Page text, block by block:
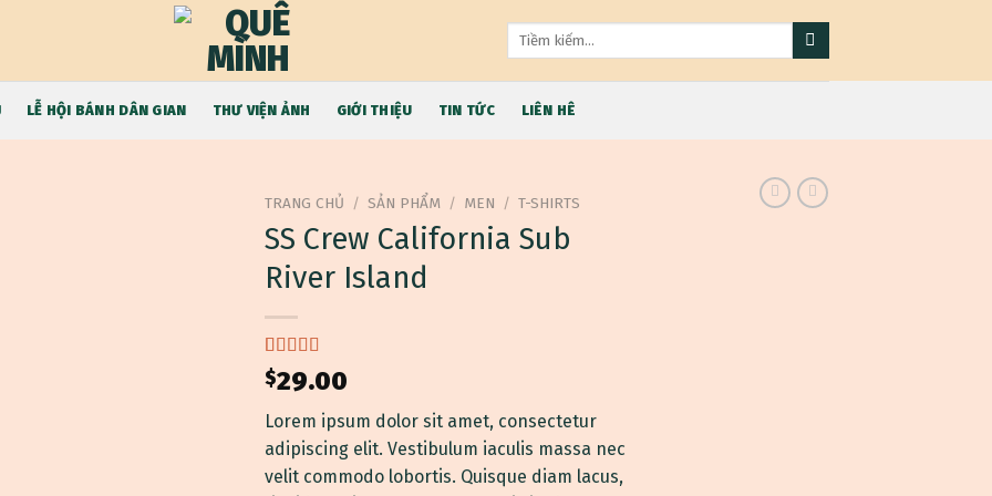
Tìm
LỄ HỘI BÁNH DÂN GIAN THƯ VIỆN ẢNH GIỚI THIỆU TIN TỨC LIÊN HÊ
TRANG CHỦ / SẢN PHẨM / MEN / T-SHIRTS
SS Crew California Sub
River Island
3.67trên
5 dựa
3
giá
$29.00
Lorem ipsum dolor sit amet, consectetur
adipiscing elit. Vestibulum iaculis massa nec
velit commodo lobortis. Quisque diam lacus,